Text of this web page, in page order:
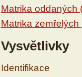
Matrika oddaných
Matrika
Vysvětlivky
Identifikace